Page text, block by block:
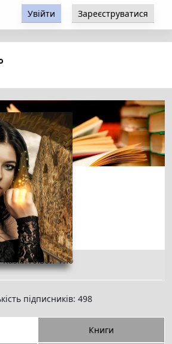
Увійти Зареєструватися
Казки Альби Фло
підписників: 498
Книги